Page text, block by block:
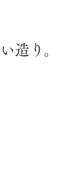
造り。